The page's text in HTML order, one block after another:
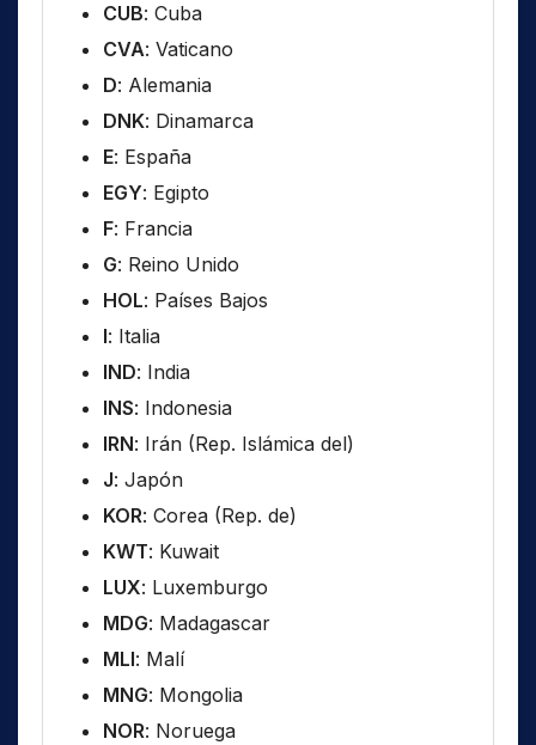
CUB: Cuba
CVA: Vaticano
D: Alemania
DNK: Dinamarca
E: España
EGY: Egipto
F: Francia
G: Reino Unido
HOL: Países Bajos
I: Italia
IND: India
INS: Indonesia
IRN: Irán (Rep. Islámica del)
J: Japón
KOR: Corea (Rep. de)
KWT: Kuwait
LUX: Luxemburgo
MDG: Madagascar
MLI: Malí
MNG: Mongolia
NOR: Noruega